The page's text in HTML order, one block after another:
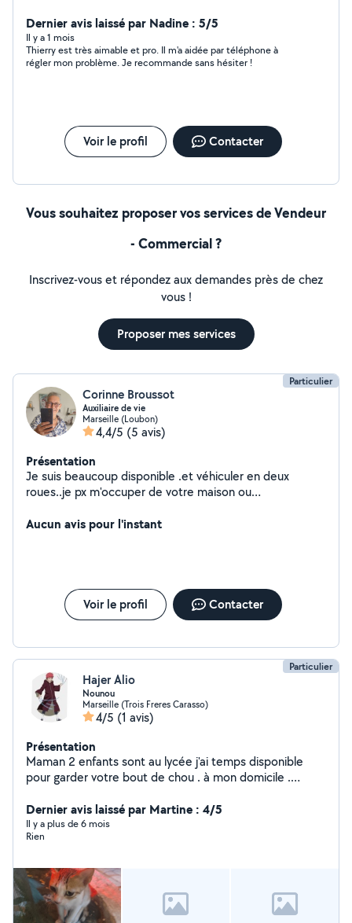
petite installation de plomberie .J'ai les outils approprié
pour faire des petits travaux.
Dernier avis laissé par Nadine : 5/5
Il y a 1 mois
Thierry est très aimable et pro. Il m'a aidée par téléphone à
régler mon problème. Je recommande sans hésiter !
Voir le profil Contacter
Vous souhaitez proposer vos services de Vendeur
- Commercial ?
Inscrivez-vous et répondez aux demandes près de chez
vous !
Proposer mes services
Particulier
Corinne Broussot
Auxiliaire de vie
Marseille (Loubon)
4,4/5 (5 avis)
Présentation
Je suis beaucoup disponible .et véhiculer en deux
roues..je px m'occuper de votre maison ou
Merci à bientôt
Aucun avis pour l'instant
Voir le profil Contacter
Particulier
Hajer Alio
Nounou
Marseille (Trois Freres Carasso)
4/5 (1 avis)
Présentation
Maman 2 enfants sont au lycée j'ai temps disponible
pour garder votre bout de chou . à mon domicile .
soigneux
Dernier avis laissé par Martine : 4/5
Il y a plus de 6 mois
Rien